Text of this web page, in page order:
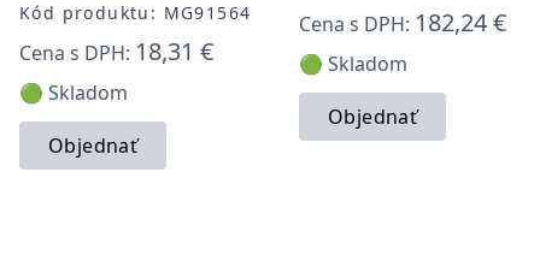
Kód produktu: MG91564
Cena s DPH: 18,31 €
🟢 Skladom
Objednať
Cena s DPH: 182,24 €
🟢 Skladom
Objednať